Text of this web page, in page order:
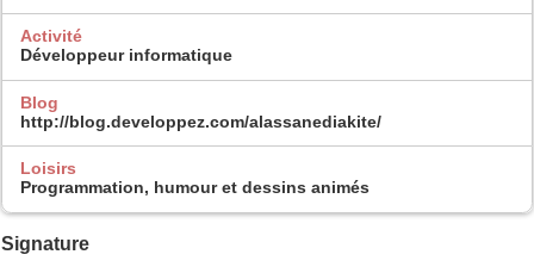
Activité
Développeur informatique
Blog
http://blog.developpez.com/alassanediakite/
Loisirs
Programmation, humour et dessins animés
Signature